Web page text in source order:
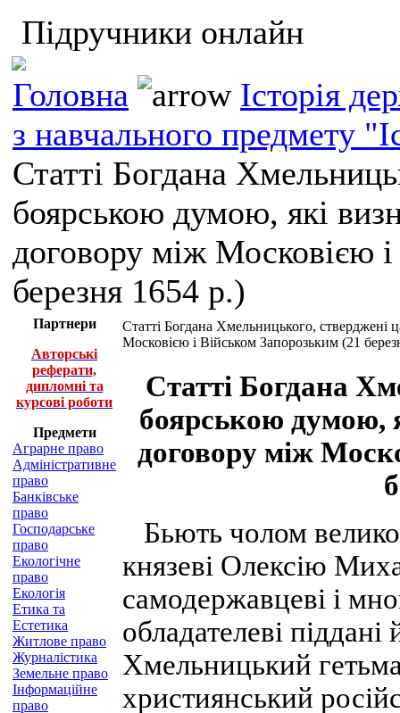
Підручники онлайн
Головна
Історія
з навчального предмету
Статті Богдана
боярською думою, які
договору між Московією
березня 1654 р.)
Партнери
Авторські
реферати,
дипломні та
курсові роботи
Предмети
Аграрне право
Адміністративне
право
Банківське
право
Господарське
право
Екологічне
право
Екологія
Етика та
Естетика
Житлове право
Журналістика
Земельне право
Інформаційне
право
Статті Богдана Хмельницького, стверджені
Московією і Військом Запорозьким (21
Статті Богдана
боярською думою,
договору між
Бьють чолом
князеві Олексію
самодержавцеві і
обладателеві
Хмельницький
християнський